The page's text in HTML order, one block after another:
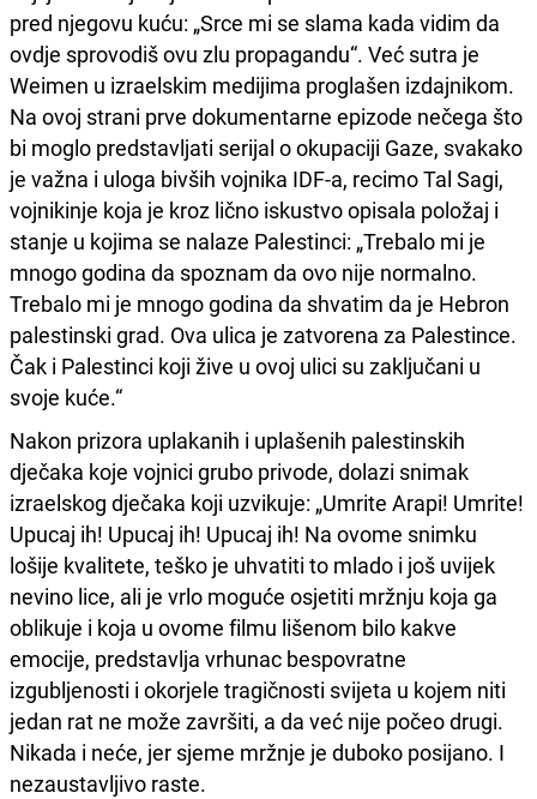
pred njegovu kuću: „Srce mi se slama kada vidim da
ovdje sprovodiš ovu zlu propagandu“. Već sutra je
Weimen u izraelskim medijima proglašen izdajnikom.
Na ovoj strani prve dokumentarne epizode nečega što
bi moglo predstavljati serijal o okupaciji Gaze, svakako
je važna i uloga bivših vojnika IDF-a, recimo Tal Sagi,
vojnikinje koja je kroz lično iskustvo opisala položaj i
stanje u kojima se nalaze Palestinci: „Trebalo mi je
mnogo godina da spoznam da ovo nije normalno.
Trebalo mi je mnogo godina da shvatim da je Hebron
palestinski grad. Ova ulica je zatvorena za Palestince.
Čak i Palestinci koji žive u ovoj ulici su zaključani u
svoje kuće.“
Nakon prizora uplakanih i uplašenih palestinskih
dječaka koje vojnici grubo privode, dolazi snimak
izraelskog dječaka koji uzvikuje: „Umrite Arapi! Umrite!
Upucaj ih! Upucaj ih! Upucaj ih! Na ovome snimku
lošije kvalitete, teško je uhvatiti to mlado i još uvijek
nevino lice, ali je vrlo moguće osjetiti mržnju koja ga
oblikuje i koja u ovome filmu lišenom bilo kakve
emocije, predstavlja vrhunac bespovratne
izgubljenosti i okorjele tragičnosti svijeta u kojem niti
jedan rat ne može završiti, a da već nije počeo drugi.
Nikada i neće, jer sjeme mržnje je duboko posijano. I
nezaustavljivo raste.